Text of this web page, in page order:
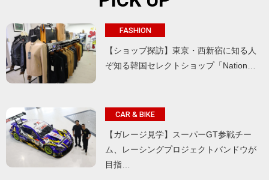
FASHION
【ショップ探訪】東京・西新宿に知る人
ぞ知る韓国セレクトショップ「Nation…
CAR & BIKE
【ガレージ見学】スーパーGT参戦チー
ム、レーシングプロジェクトバンドウが
目指…